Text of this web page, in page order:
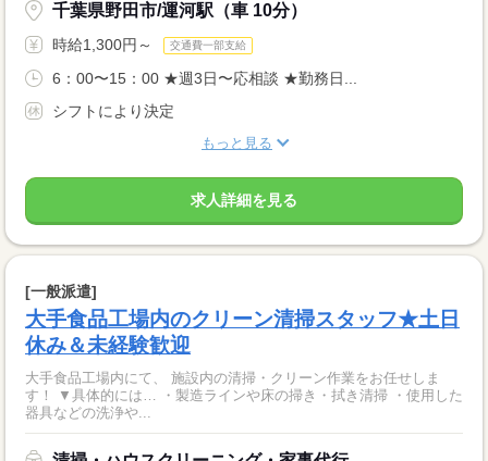
千葉県野田市/運河駅（車 10分）
時給1,300円～ 交通費一部支給
6：00〜15：00 ★週3日〜応相談 ★勤務日...
シフトにより決定
もっと見る
求人詳細を見る
[一般派遣]
大手食品工場内のクリーン清掃スタッフ★土日
休み＆未経験歓迎
大手食品工場内にて、 施設内の清掃・クリーン作業をお任せしま
す！ ▼具体的には… ・製造ラインや床の掃き・拭き清掃 ・使用した
器具などの洗浄や...